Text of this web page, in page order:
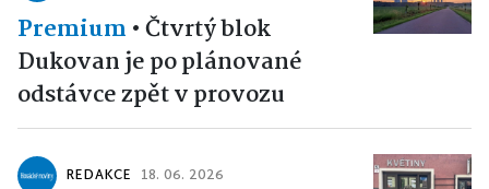
Premium •Čtvrtý blok
Dukovan je po plánované
odstávce zpět v provozu
REDAKCE 18. 06. 2026